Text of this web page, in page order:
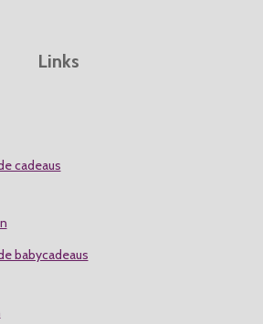
Links
cadeaus
babycadeaus